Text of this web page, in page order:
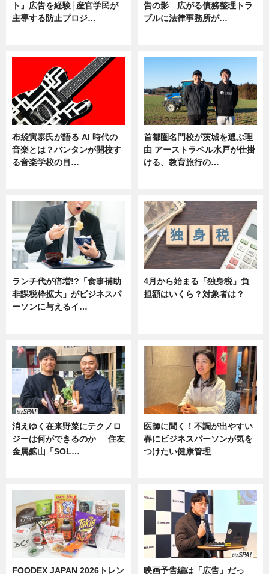
ト』広告を経験│産官学民が
主導する防止プロジ…
告の影 広がる債務整理トラ
ブルに法律事務所が…
布袋寅泰氏が語る AI 時代の
音楽とは？バンタンが開校す
る音楽学校の目…
首都圏名門校が茨城を選ぶ理
由 アーストラベル水戸が仕掛
ける、教育旅行の…
ランチ代が倍増!?「食事補助
非課税枠拡大」がビジネスパ
ーソンに与えるイ…
4月から始まる「独身税」負
担額はいくら？対象者は？
消えゆく在来野菜にテクノロ
ジーは何ができるのか──住友
金属鉱山「SOL…
医師に聞く！不調が出やすい
春にビジネスパーソンが気を
つけたい健康管理
FOODEX JAPAN 2026トレン 映画予告編は「広告」だっ